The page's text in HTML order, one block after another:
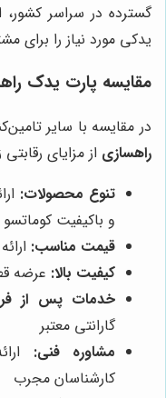
گسترده در سراسر
یدکی مورد نیاز را برای
مقایسه پارت یدک
در مقایسه با سایر
راهسازی از مزایای
تنوع محصولات:
و باکیفیت کوماتسو
قیمت مناسب:
کیفیت بالا: عرضه
خدمات پس از
گارانتی معتبر
مشاوره فنی:
کارشناسان مجرب